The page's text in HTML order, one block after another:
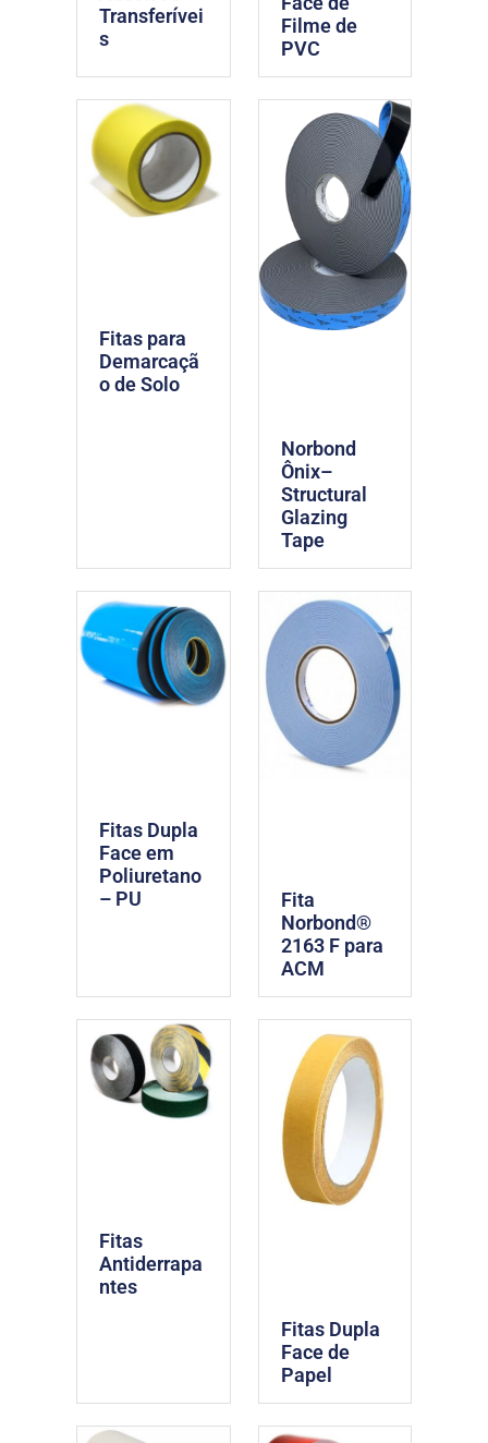
Transferívei
s
Filme de
PVC
Fitas para
Demarcaçã
o de Solo
Norbond
Ônix–
Structural
Glazing
Tape
Fitas Dupla
Face em
Poliuretano
– PU
Fita
Norbond®
2163 F para
ACM
Fitas
Antiderrapa
ntes
Fitas Dupla
Face de
Papel